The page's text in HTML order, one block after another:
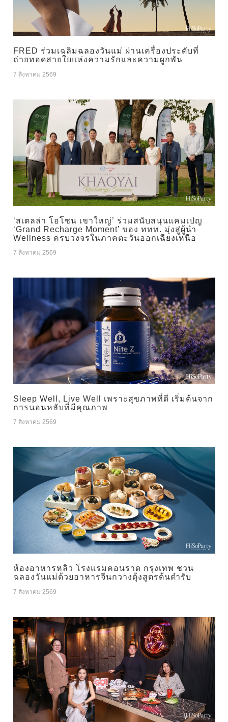
FRED ร่วมเฉลิมฉลองวันแม่ ผ่านเครื่องประดับที่
ถ่ายทอดสายใยแห่งความรักและความผูกพัน
7 สิงหาคม 2569
‘สเตลล่า โอโซน เขาใหญ่’ ร่วมสนับสนุนแคมเปญ
‘Grand Recharge Moment’ ของ ททท. มุ่งสู่ผู้นำ
Wellness ครบวงจรในภาคตะวันออกเฉียงเหนือ
7 สิงหาคม 2569
Sleep Well, Live Well เพราะสุขภาพที่ดี เริ่มต้นจาก
การนอนหลับที่มีคุณภาพ
7 สิงหาคม 2569
ห้องอาหารหลิว โรงแรมคอนราด กรุงเทพ ชวน
ฉลองวันแม่ด้วยอาหารจีนกวางตุ้งสูตรต้นตำรับ
7 สิงหาคม 2569